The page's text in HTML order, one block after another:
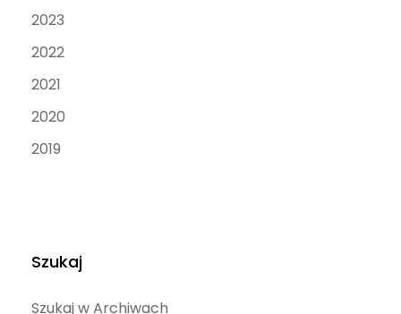
2023
2022
2021
2020
2019
Szukaj
Szukaj w Archiwach